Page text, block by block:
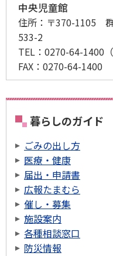
中央児童館
住所： 〒370-1105
533-2
TEL： 0270-64-1400
FAX： 0270-64-1400
暮らしのガイド
ごみの出し方
医療・健康
届出・申請書
広報たまむら
催し・募集
施設案内
各種相談窓口
防災情報